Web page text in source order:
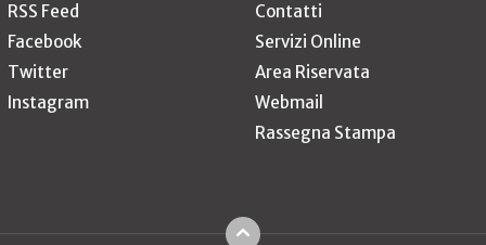
RSS Feed
Facebook
Twitter
Instagram
Contatti
Servizi Online
Area Riservata
Webmail
Rassegna Stampa